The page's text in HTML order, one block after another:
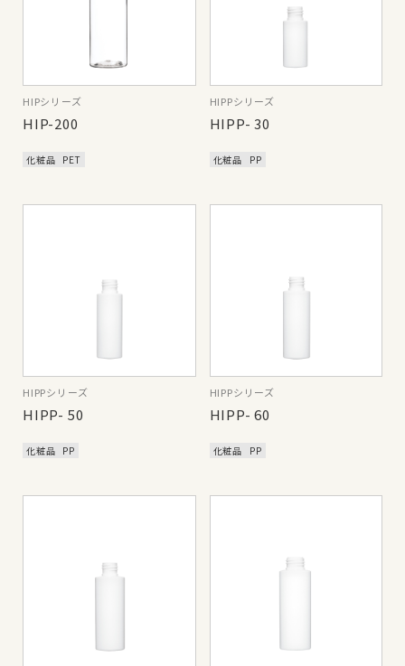
HIPシリーズ
HIP-200
化粧品 PET
HIPPシリーズ
HIPP- 30
化粧品 PP
HIPPシリーズ
HIPP- 50
化粧品 PP
HIPPシリーズ
HIPP- 60
化粧品 PP